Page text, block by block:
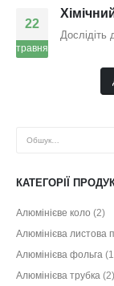
22
травня
Дослідіть
КАТЕГОРІЇ
Алюмінієве коло (2)
Алюмінієва листова
Алюмінієва фольга
Алюмінієва трубка (2)